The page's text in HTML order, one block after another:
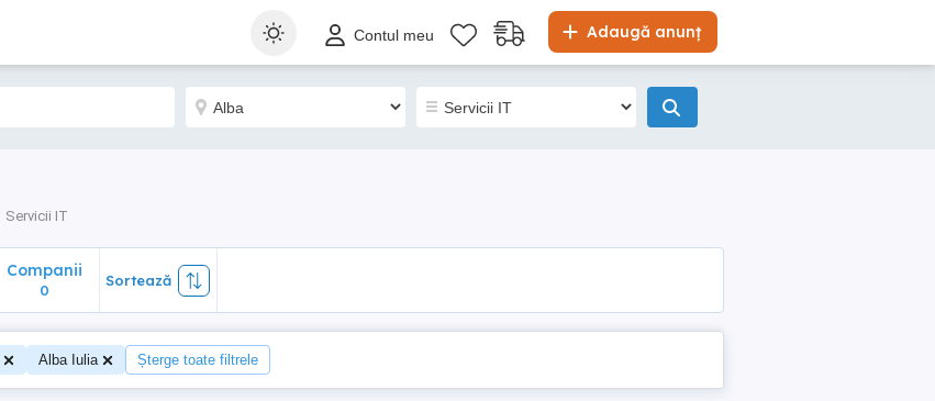
Adaugă anunț
Contul meu
Servicii IT
Companii
0
Sortează
Alba Iulia Șterge toate filtrele